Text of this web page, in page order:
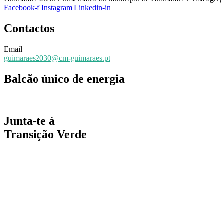
Facebook-f Instagram Linkedin-in
Contactos
Email
guimaraes2030@cm-guimaraes.pt
Balcão único de energia
Junta-te à
Transição Verde